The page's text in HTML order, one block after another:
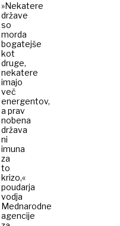
»Nekatere
države
so
morda
bogatejše
kot
druge,
nekatere
imajo
več
energentov,
a prav
nobena
država
ni
imuna
za
to
krizo,«
poudarja
vodja
Mednarodne
agencije